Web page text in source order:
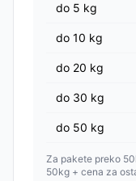
do 5 kg
do 10 kg
do 20 kg
do 30 kg
do 50 kg
Za pakete preko
50kg + cena za